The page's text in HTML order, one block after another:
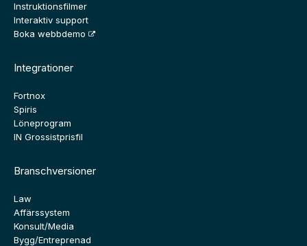
Instruktionsfilmer
Interaktiv support
Boka webbdemo
Integrationer
Fortnox
Spiris
Löneprogram
IN Grossistprisfil
Branschversioner
Law
Affärssystem
Konsult/Media
Bygg/Entreprenad